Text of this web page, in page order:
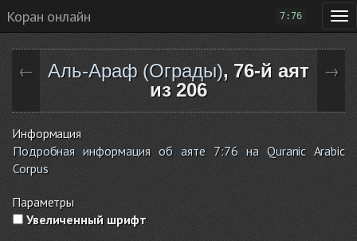
Коран онлайн 7:76
← Аль-Араф (Ограды), 76-й аят
из 206
→
Информация
Подробная информация об аяте 7:76 на Quranic Arabic
Corpus
Параметры
Увеличенный шрифт